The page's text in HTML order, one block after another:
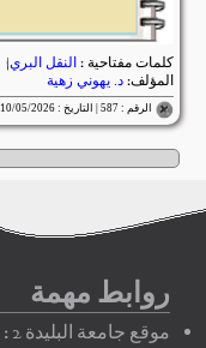
كلمات مفتاحية : النقل البري|
المؤلف:د. يهوني زهية
الرقم : 587 | التاريخ : 10/05/2026 | المشاهدات :
روابط مهمة
موقع جامعة البليدة 2 :